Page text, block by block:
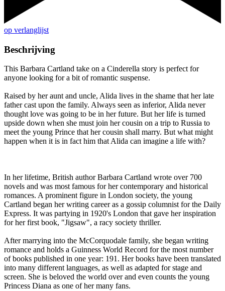
op verlanglijst
Beschrijving
This Barbara Cartland take on a Cinderella story is perfect for
anyone looking for a bit of romantic suspense.
Raised by her aunt and uncle, Alida lives in the shame that her late
father cast upon the family. Always seen as inferior, Alida never
thought love was going to be in her future. But her life is turned
upside down when she must join her cousin on a trip to Russia to
meet the young Prince that her cousin shall marry. But what might
happen when it is in fact him that Alida can imagine a life with?
In her lifetime, British author Barbara Cartland wrote over 700
novels and was most famous for her contemporary and historical
romances. A prominent figure in London society, the young
Cartland began her writing career as a gossip columnist for the Daily
Express. It was partying in 1920's London that gave her inspiration
for her first book, "Jigsaw", a racy society thriller.
After marrying into the McCorquodale family, she began writing
romance and holds a Guinness World Record for the most number
of books published in one year: 191. Her books have been translated
into many different languages, as well as adapted for stage and
screen. She is beloved the world over and even counts the young
Princess Diana as one of her many fans.